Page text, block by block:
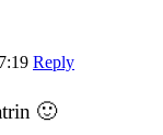
Reply
🙂